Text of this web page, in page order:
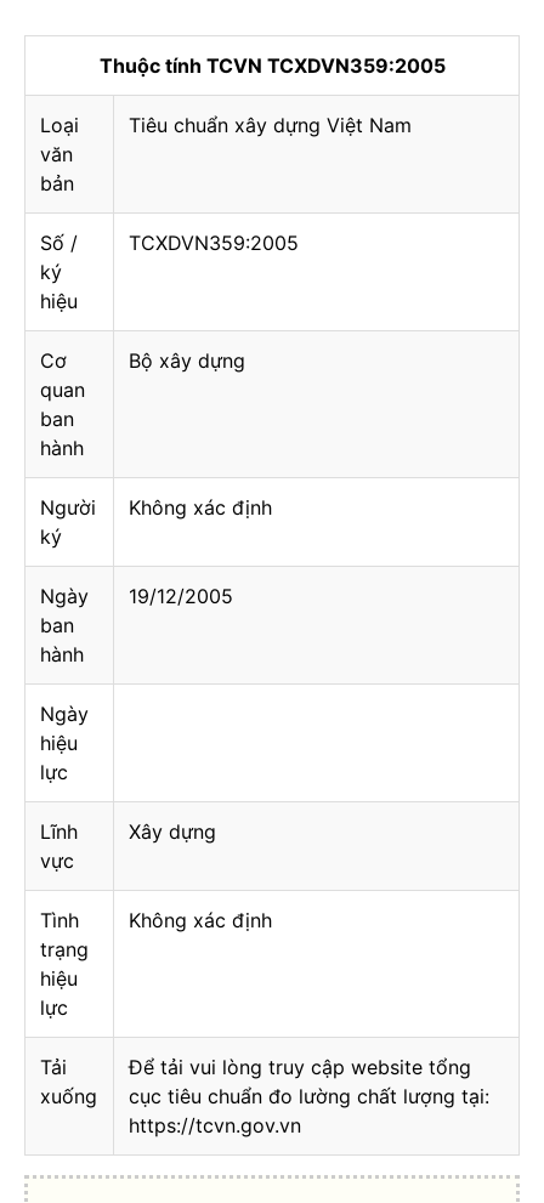
Thuộc tính TCVN TCXDVN359:2005
Loại
văn
bản
Tiêu chuẩn xây dựng Việt Nam
Số /
ký
hiệu
TCXDVN359:2005
Cơ
quan
ban
hành
Bộ xây dựng
Người
ký
Không xác định
Ngày
ban
hành
19/12/2005
Ngày
hiệu
lực
Lĩnh
vực
Xây dựng
Tình
trạng
hiệu
lực
Không xác định
Tải
xuống
Để tải vui lòng truy cập website tổng
cục tiêu chuẩn đo lường chất lượng tại:
https://tcvn.gov.vn